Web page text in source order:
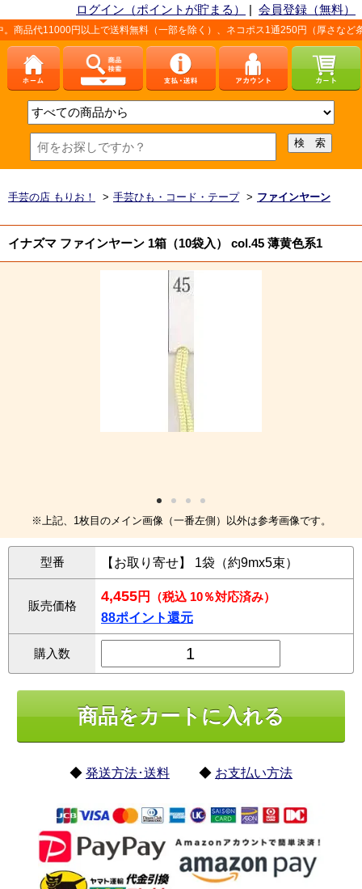
ログイン（ポイントが貯まる） | 会員登録（無料）
円以上で送料無料（一部を除く）、ネコポス1通250円（厚さなど条件あり）。
手芸の店 もりお！ > 手芸ひも・コード・テープ > ファインヤーン
イナズマ ファインヤーン 1箱（10袋入） col.45 薄黄色系1
※上記、1枚目のメイン画像（一番左側）以外は参考画像です。
型番 【お取り寄せ】 1袋（約9mx5束）
販売価格
4,455円
（税込 10％対応済み）
88ポイント還元
購入数
◆ 発送方法･送料 ◆ お支払い方法